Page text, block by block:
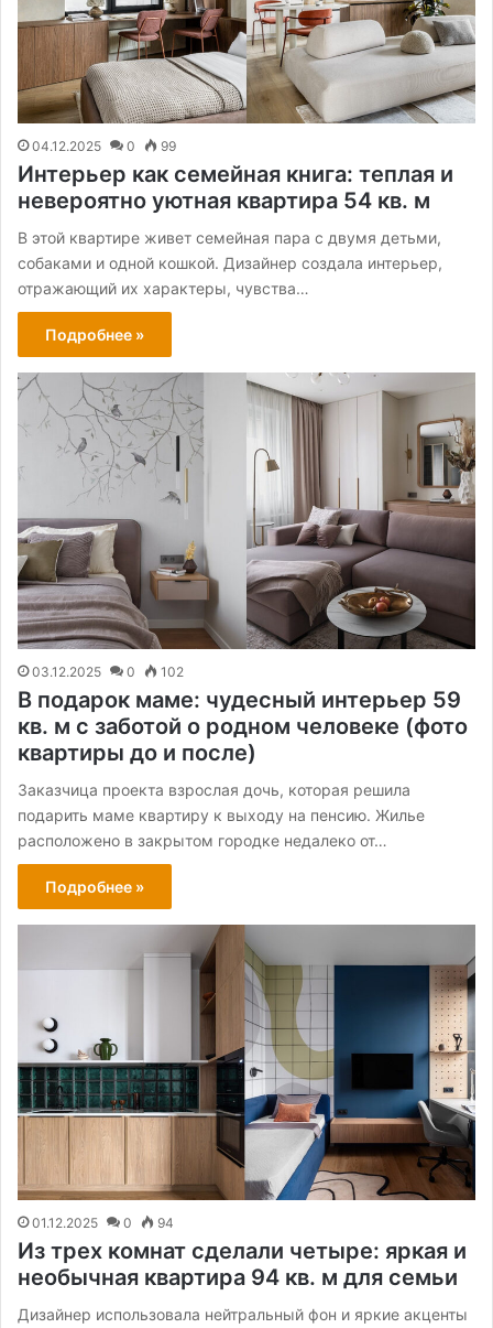
04.12.2025 0 99
Интерьер как семейная книга: теплая и
невероятно уютная квартира 54 кв. м
В этой квартире живет семейная пара с двумя детьми,
собаками и одной кошкой. Дизайнер создала интерьер,
отражающий их характеры, чувства…
Подробнее »
03.12.2025 0 102
В подарок маме: чудесный интерьер 59
кв. м с заботой о родном человеке (фото
квартиры до и после)
Заказчица проекта взрослая дочь, которая решила
подарить маме квартиру к выходу на пенсию. Жилье
расположено в закрытом городке недалеко от…
Подробнее »
01.12.2025 0 94
Из трех комнат сделали четыре: яркая и
необычная квартира 94 кв. м для семьи
Дизайнер использовала нейтральный фон и яркие акценты